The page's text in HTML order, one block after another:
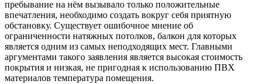
пребывание на нём вызывало только положительные
впечатления, необходимо создать вокруг себя приятную
обстановку. Существует ошибочное мнение об
ограниченности натяжных потолков, балкон для которых
является одним из самых неподходящих мест. Главными
аргументами такого заявления является высокая стоимость
покрытия и низкая, не пригодная к использованию ПВХ
материалов температура помещения.